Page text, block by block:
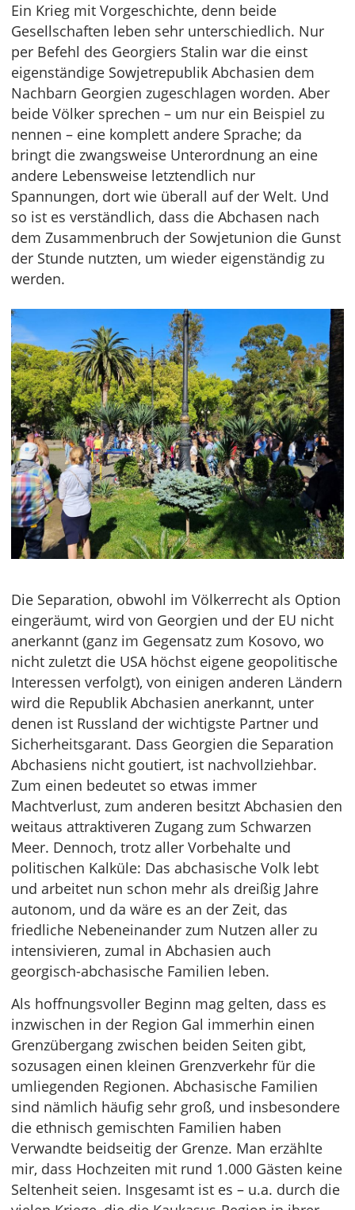
Ein Krieg mit Vorgeschichte, denn beide
Gesellschaften leben sehr unterschiedlich. Nur
per Befehl des Georgiers Stalin war die einst
eigenständige Sowjetrepublik Abchasien dem
Nachbarn Georgien zugeschlagen worden. Aber
beide Völker sprechen – um nur ein Beispiel zu
nennen – eine komplett andere Sprache; da
bringt die zwangsweise Unterordnung an eine
andere Lebensweise letztendlich nur
Spannungen, dort wie überall auf der Welt. Und
so ist es verständlich, dass die Abchasen nach
dem Zusammenbruch der Sowjetunion die Gunst
der Stunde nutzten, um wieder eigenständig zu
werden.
Die Separation, obwohl im Völkerrecht als Option
eingeräumt, wird von Georgien und der EU nicht
anerkannt (ganz im Gegensatz zum Kosovo, wo
nicht zuletzt die USA höchst eigene geopolitische
Interessen verfolgt), von einigen anderen Ländern
wird die Republik Abchasien anerkannt, unter
denen ist Russland der wichtigste Partner und
Sicherheitsgarant. Dass Georgien die Separation
Abchasiens nicht goutiert, ist nachvollziehbar.
Zum einen bedeutet so etwas immer
Machtverlust, zum anderen besitzt Abchasien den
weitaus attraktiveren Zugang zum Schwarzen
Meer. Dennoch, trotz aller Vorbehalte und
politischen Kalküle: Das abchasische Volk lebt
und arbeitet nun schon mehr als dreißig Jahre
autonom, und da wäre es an der Zeit, das
friedliche Nebeneinander zum Nutzen aller zu
intensivieren, zumal in Abchasien auch
georgisch-abchasische Familien leben.
Als hoffnungsvoller Beginn mag gelten, dass es
inzwischen in der Region Gal immerhin einen
Grenzübergang zwischen beiden Seiten gibt,
sozusagen einen kleinen Grenzverkehr für die
umliegenden Regionen. Abchasische Familien
sind nämlich häufig sehr groß, und insbesondere
die ethnisch gemischten Familien haben
Verwandte beidseitig der Grenze. Man erzählte
mir, dass Hochzeiten mit rund 1.000 Gästen keine
Seltenheit seien. Insgesamt ist es – u.a. durch die